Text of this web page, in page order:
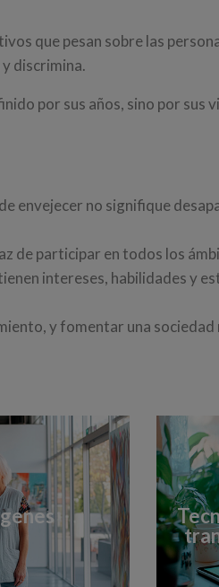
que pesan sobre las
discrimina.
por sus años, sino por sus
envejecer no signifique
de participar en todos los
intereses, habilidades y
y fomentar una